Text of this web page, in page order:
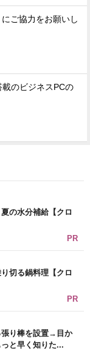
ご協力をお願いし
のビジネスPCの
の水分補給【クロ
PR
切る鍋料理【クロ
PR
張り棒を設置→目か
と早く知りた...